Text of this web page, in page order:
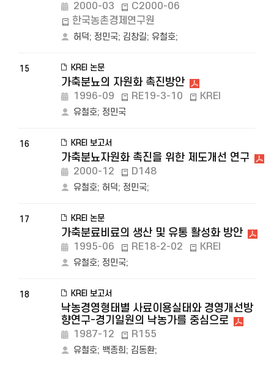
2000-03
C2000-06
한국농촌경제연구원
허덕; 정민국; 김창길; 유철호;
15 KREI 논문
가축분뇨의 자원화 촉진방안
1996-09 RE19-3-10 KREI
유철호; 정민국
16 KREI 보고서
가축분뇨자원화 촉진을 위한 제도개선 연구
2000-12 D148
유철호; 허덕; 정민국;
17 KREI 논문
가축분료비료의 생산 및 유통 활성화 방안
1995-06 RE18-2-02 KREI
유철호; 정민국;
18 KREI 보고서
낙농경영형태별 사료이용실태와 경영개선방
향연구-경기일원의 낙농가를 중심으로
1987-12 R155
유철호; 백종희 ; 김동환;